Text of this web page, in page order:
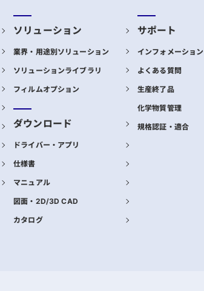
ソリューション
業界・用途別ソリューション
ソリューションライブラリ
フィルムオプション
ダウンロード
ドライバー・アプリ
仕様書
マニュアル
図面・2D/3D CAD
カタログ
サポート
インフォメーション
よくある質問
生産終了品
化学物質管理
規格認証・適合